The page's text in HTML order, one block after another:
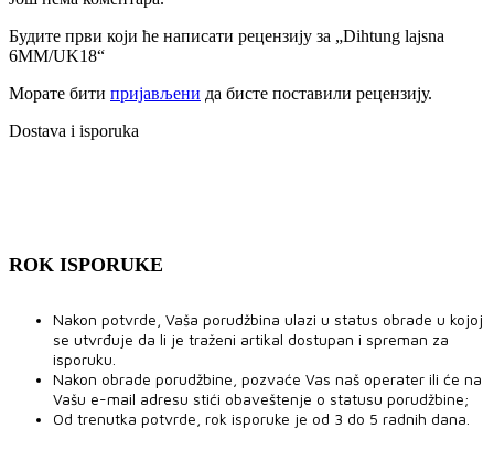
Будите први који ће написати рецензију за „Dihtung lajsna
6MM/UK18“
Морате бити пријављени да бисте поставили рецензију.
Dostava i isporuka
ROK ISPORUKE
Nakon potvrde, Vaša porudžbina ulazi u status obrade u kojoj
se utvrđuje da li je traženi artikal dostupan i spreman za
isporuku.
Nakon obrade porudžbine, pozvaće Vas naš operater ili će na
Vašu e-mail adresu stići obaveštenje o statusu porudžbine;
Od trenutka potvrde, rok isporuke je od 3 do 5 radnih dana.